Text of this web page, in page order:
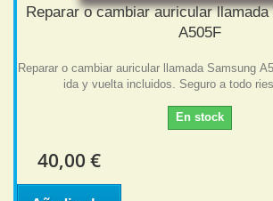
Reparar o cambiar auricular llamada
A505F
Reparar o cambiar auricular llamada Samsung
ida y vuelta incluidos. Seguro a todo
En stock
40,00 €